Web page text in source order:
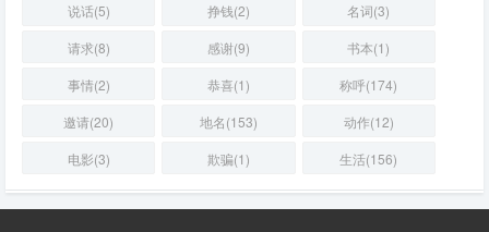
说话(5) 挣钱(2)
名词(3)
请求(8)
感谢(9)
书本(1)
事情(2)
恭喜(1)
称呼(174)
邀请(20)
地名(153)
动作(12)
电影(3)
欺骗(1) 生活(156)